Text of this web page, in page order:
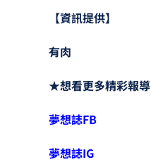
【資訊提供】
有肉
★想看更多精彩報導
夢想誌FB
夢想誌IG